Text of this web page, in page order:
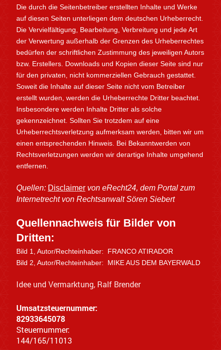
Die durch die Seitenbetreiber erstellten Inhalte und Werke
auf diesen Seiten unterliegen dem deutschen Urheberrecht.
Die Vervielfältigung, Bearbeitung, Verbreitung und jede Art
der Verwertung außerhalb der Grenzen des Urheberrechtes
bedürfen der schriftlichen Zustimmung des jeweiligen Autors
bzw. Erstellers. Downloads und Kopien dieser Seite sind nur
für den privaten, nicht kommerziellen Gebrauch gestattet.
Soweit die Inhalte auf dieser Seite nicht vom Betreiber
erstellt wurden, werden die Urheberrechte Dritter beachtet.
Insbesondere werden Inhalte Dritter als solche
gekennzeichnet. Sollten Sie trotzdem auf eine
Urheberrechtsverletzung aufmerksam werden, bitten wir um
einen entsprechenden Hinweis. Bei Bekanntwerden von
Rechtsverletzungen werden wir derartige Inhalte umgehend
entfernen.
Quellen: Disclaimer von eRecht24, dem Portal zum
Internetrecht von Rechtsanwalt Sören Siebert
Quellennachweis für Bilder von
Dritten:
Bild 1, Autor/Rechteinhaber:
FRANCO ATIRADOR
Bild 2, Autor/Rechteinhaber:
MIKE AUS DEM BAYERWALD
Idee und Vermarktung, Ralf Brender
Umsatzsteuernummer:
82933645078
Steuernummer:
144/165/11013